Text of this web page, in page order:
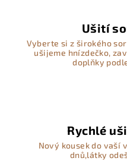
Ušití
Vyberte si z širokého
ušijeme hnízdečko,
doplňky
Rychlé
Nový kousek do vaší
dnů,látky